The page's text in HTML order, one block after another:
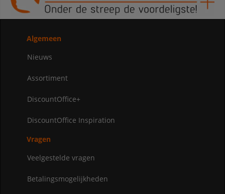
Algemeen
Nieuws
Assortiment
DiscountOffice+
DiscountOffice Inspiration
Vragen
Veelgestelde vragen
Betalingsmogelijkheden